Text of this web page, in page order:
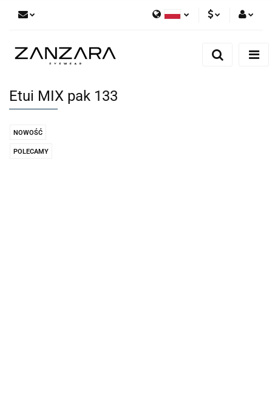
PLNZaloguj się
Etui MIX pak 133
NOWOŚĆ
POLECAMY